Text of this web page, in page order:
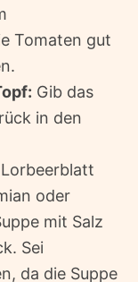
Tomaten gut
Gib das
in den
oder
mit Salz
Sei
da die Suppe